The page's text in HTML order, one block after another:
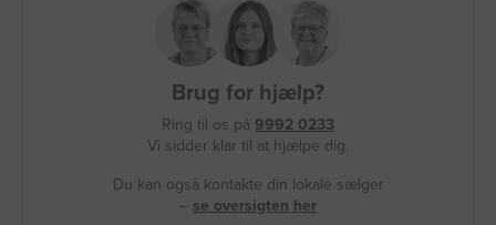
Brug for hjælp?
Ring til os på 9992 0233
Vi sidder klar til at hjælpe dig.
Du kan også kontakte din lokale sælger
– se oversigten her